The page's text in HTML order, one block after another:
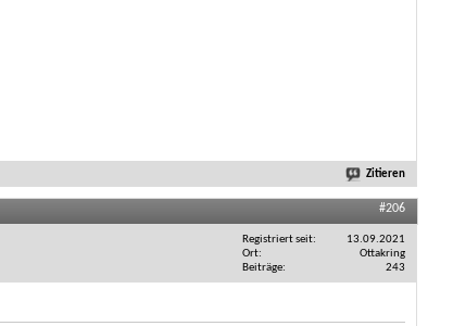
Zitieren
#206
Registriert seit
13.09.2021
Ort
Ottakring
Beiträge
243